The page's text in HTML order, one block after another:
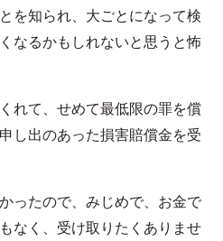
を知られ、大ごとになって検
なるかもしれないと思うと怖
れて、せめて最低限の罪を償
し出のあった損害賠償金を受
ったので、みじめで、お金で
なく、受け取りたくありませ